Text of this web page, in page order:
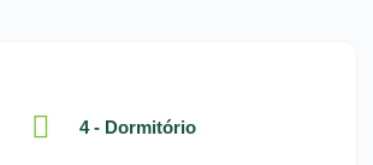
4 - Dormitório